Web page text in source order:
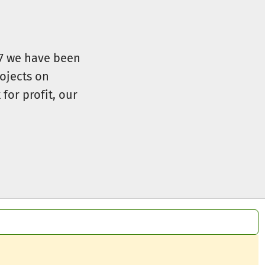
we have been
on
for profit, our